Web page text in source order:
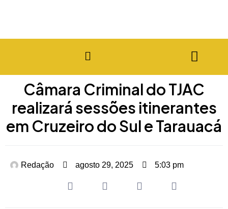
Câmara Criminal do TJAC
realizará sessões itinerantes
em Cruzeiro do Sul e Tarauacá
Redação agosto 29, 2025 5:03 pm